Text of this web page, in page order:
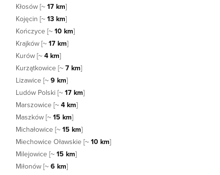
Kłosów [~ 17 km]
Kojęcin [~ 13 km]
Kończyce [~ 10 km]
Krajków [~ 17 km]
Kurów [~ 4 km]
Kurzątkowice [~ 7 km]
Lizawice [~ 9 km]
Ludów Polski [~ 17 km]
Marszowice [~ 4 km]
Maszków [~ 15 km]
Michałowice [~ 15 km]
Miechowice Oławskie [~ 10 km]
Milejowice [~ 15 km]
Miłonów [~ 6 km]